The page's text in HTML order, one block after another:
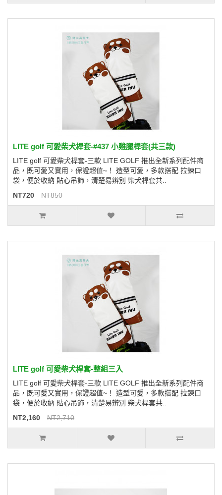
LITE golf 可愛柴犬桿套-#437 小雞腿桿套(共三款)
LITE golf 可愛柴犬桿套-三款 LITE GOLF 推出全新系列配件商
品，既可愛又實用，保證超值~！ 造型可愛，多款搭配 拉鍊口
袋，便於收納 貼心吊飾，清楚易辨別 柴犬桿套共..
NT720
NT850
LITE golf 可愛柴犬桿套-整組三入
LITE golf 可愛柴犬桿套-三款 LITE GOLF 推出全新系列配件商
品，既可愛又實用，保證超值~！ 造型可愛，多款搭配 拉鍊口
袋，便於收納 貼心吊飾，清楚易辨別 柴犬桿套共..
NT2,160
NT2,710